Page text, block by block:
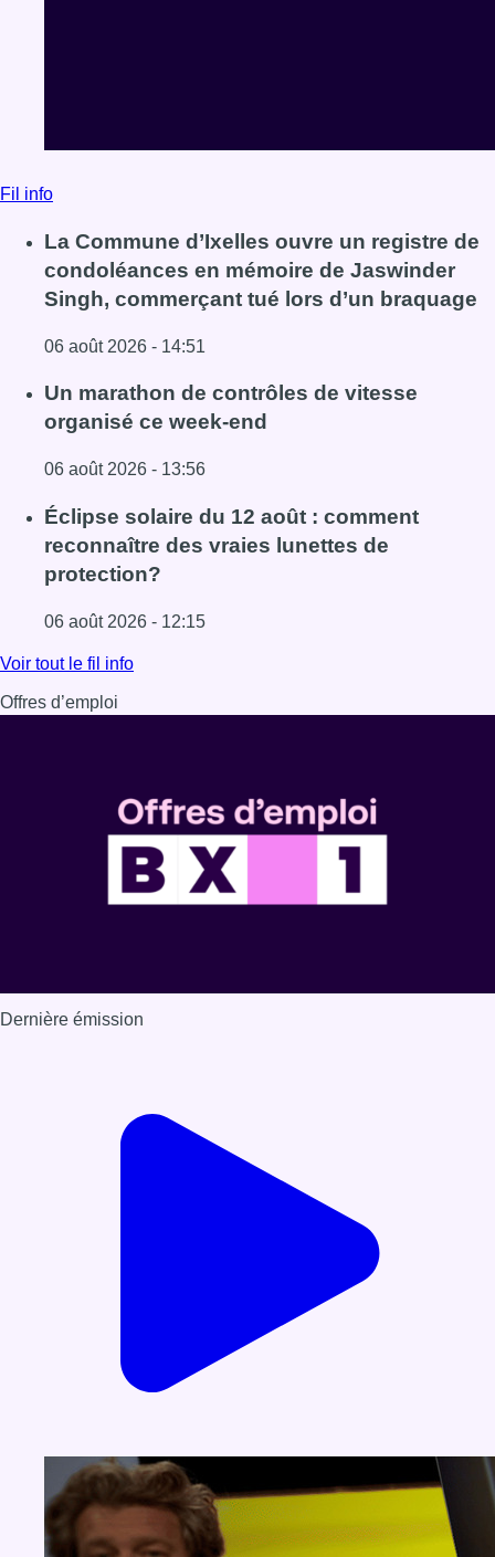
Fil info
La Commune d’Ixelles ouvre un registre de
condoléances en mémoire de Jaswinder
Singh, commerçant tué lors d’un braquage
06 août 2026 - 14:51
Lire l'article La Commune d’Ixelles ouvre un registre de
Un marathon de contrôles de vitesse
organisé ce week-end
06 août 2026 - 13:56
Lire l'article Un marathon de contrôles de vitesse
Éclipse solaire du 12 août : comment
reconnaître des vraies lunettes de
protection?
06 août 2026 - 12:15
Lire l'article Éclipse solaire du 12 août : comment
Voir tout le fil info
Offres d’emploi
Dernière émission